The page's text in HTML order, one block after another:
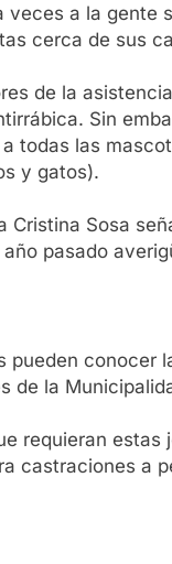
veces a la gente
cerca de sus
de la
Sin
todas las
y gatos).
Cristina Sosa
pasado
pueden conocer
de la
requieran
castraciones a